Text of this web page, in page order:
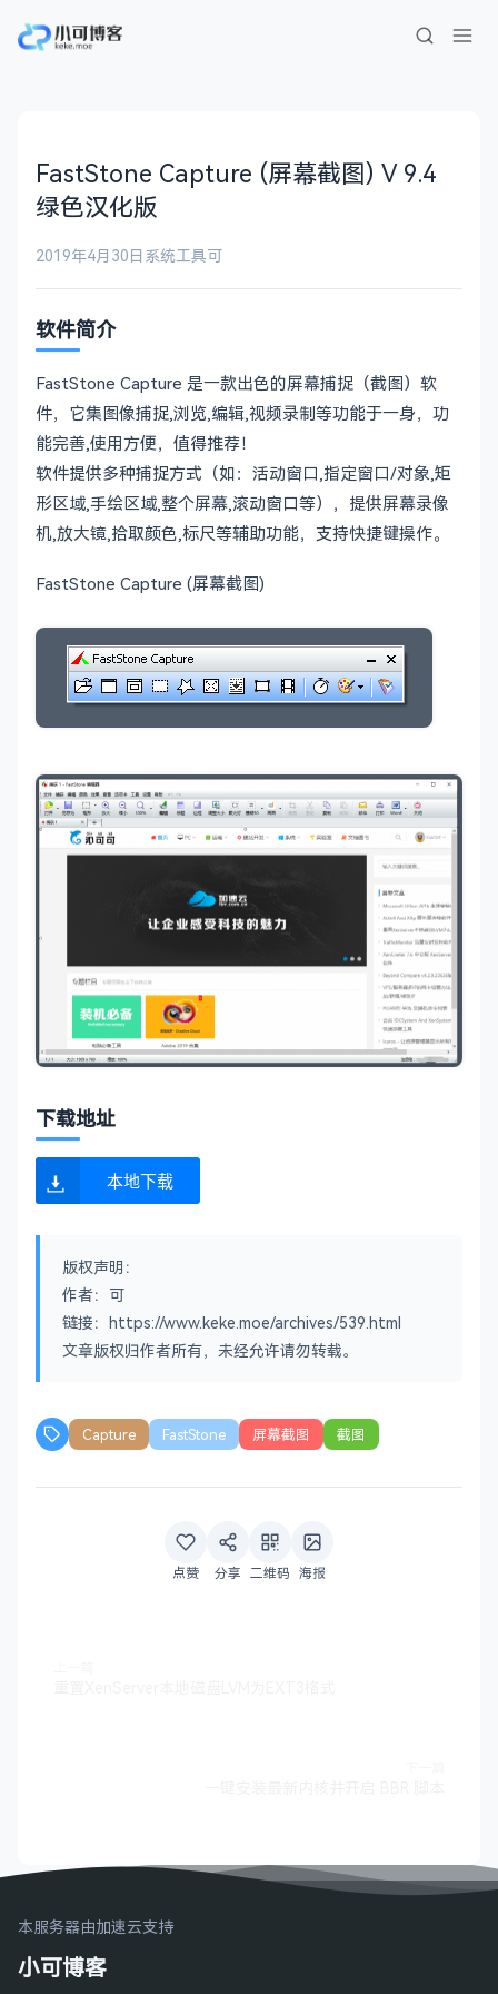
FastStone Capture (屏幕截图) V 9.4
绿色汉化版
2019年4月30日 系统工具可
软件简介
FastStone Capture 是一款出色的屏幕捕捉（截图）软
件，它集图像捕捉,浏览,编辑,视频录制等功能于一身，功
能完善,使用方便，值得推荐！
软件提供多种捕捉方式（如：活动窗口,指定窗口/对象,矩
形区域,手绘区域,整个屏幕,滚动窗口等），提供屏幕录像
机,放大镜,拾取颜色,标尺等辅助功能，支持快捷键操作。
FastStone Capture (屏幕截图)
下载地址
本地下载
版权声明：
作者：可
链接：https://www.keke.moe/archives/539.html
文章版权归作者所有，未经允许请勿转载。
Capture FastStone 屏幕截图 截图
点赞 分享 二维码 海报
本服务器由加速云支持
小可博客